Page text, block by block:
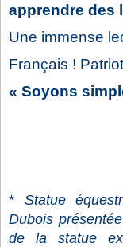
apprendre des
Une immense
Français !
« Soyons
* Statue
Dubois
de la statue